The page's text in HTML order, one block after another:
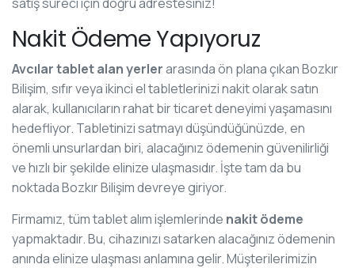
Nakit Ödeme Yapıyoruz
Avcılar tablet alan yerlerarasında ön plana çıkan Bozkır
Bilişim, sıfır veya ikinci el tabletlerinizi nakit olarak satın
alarak, kullanıcıların rahat bir ticaret deneyimi yaşamasını
hedefliyor. Tabletinizi satmayı düşündüğünüzde, en
önemli unsurlardan biri, alacağınız ödemenin güvenilirliği
ve hızlı bir şekilde elinize ulaşmasıdır. İşte tam da bu
noktada Bozkır Bilişim devreye giriyor.
Firmamız, tüm tablet alım işlemlerinde nakit ödeme
yapmaktadır. Bu, cihazınızı satarken alacağınız ödemenin
anında elinize ulaşması anlamına gelir. Müşterilerimizin